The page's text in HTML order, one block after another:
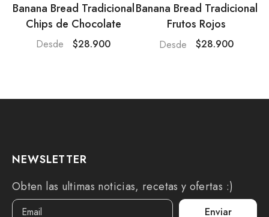
Banana Bread Tradicional
Chips de Chocolate
Desde $28.900
Banana Bread Tradicional
Frutos Rojos
Desde $28.900
NEWSLETTER
Obten las ultimas noticias, recetas y ofertas :)
Enviar